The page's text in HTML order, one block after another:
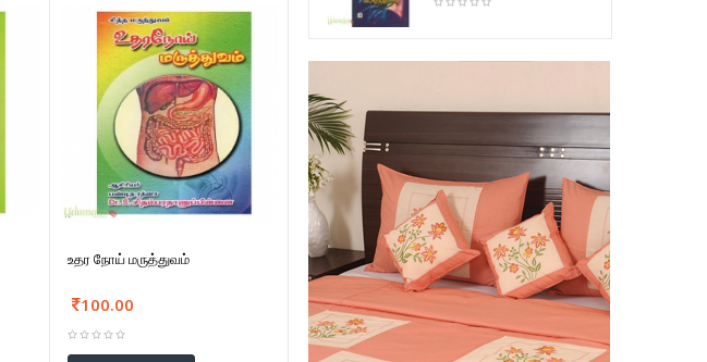
உதர நோய் மருத்துவம்
100.00